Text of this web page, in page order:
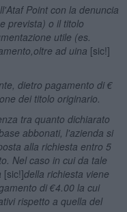
Point con la denuncia
prevista) o il titolo
utile (es.
ad uina [sic!]
dietro pagamento di €
dei titolo originario.
tra quanto dichiarato
abbonati, l'azienda si
alla richiesta entro 5
Nel caso in cui da tale
[sic!]della richiesta viene
di €4.00 la cui
rispetto a quella del